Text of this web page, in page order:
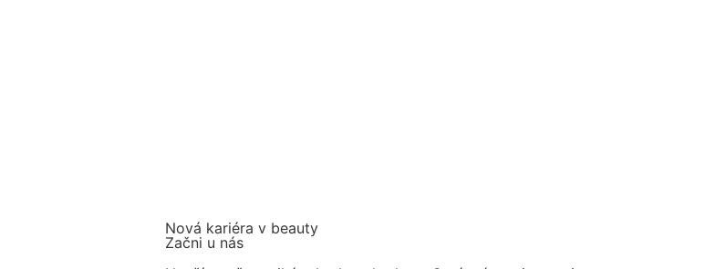
Nová kariéra v beauty
Začni u nás